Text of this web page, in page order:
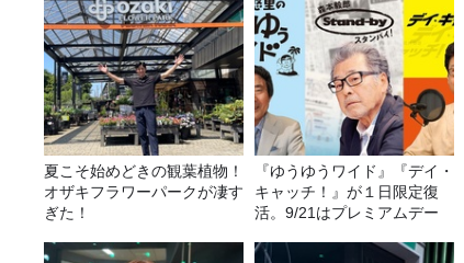
夏こそ始めどきの観葉植物！
オザキフラワーパークが凄す
ぎた！
『ゆうゆうワイド』『デイ・
キャッチ！』が１日限定復
活。9/21はプレミアムデー